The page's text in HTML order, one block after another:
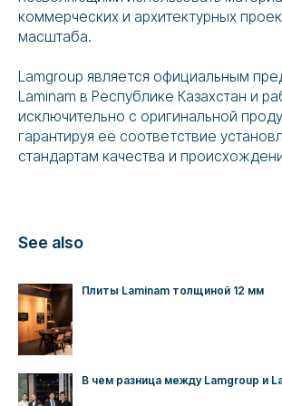
коммерческих и архитектурных
масштаба.
Lamgroup является официальным
Laminam в Республике Казахстан и
исключительно с оригинальной
гарантируя её соответствие
стандартам качества и
See also
Плиты Laminam толщиной 12 мм
В чем разница между Lamgroup и